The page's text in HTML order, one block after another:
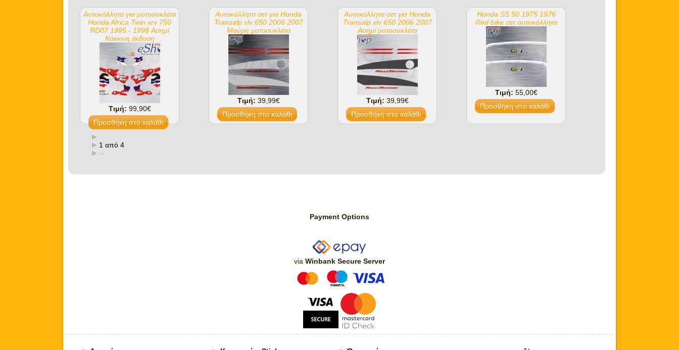
Αυτοκόλλητα για μοτοσυκλέτα
Honda Africa Twin xrv 750
RD07 1995 - 1998 Ασημί
Κόκκινη έκδοση
Τιμή: 99,90€
Αυτοκόλλητα σετ για Honda
Transalp xlv 650 2006 2007
Μαύρη μοτοσυκλέτα
Τιμή: 39,99€
Αυτοκόλλητα σετ για Honda
Transalp xlv 650 2006 2007
Ασημί μοτοσυκλέτα
Τιμή: 39,99€
Honda SS 50 1975 1976
Red bike σετ αυτοκόλλητα
Τιμή: 55,00€
1 από 4
››
Payment Options
via Winbank Secure Server